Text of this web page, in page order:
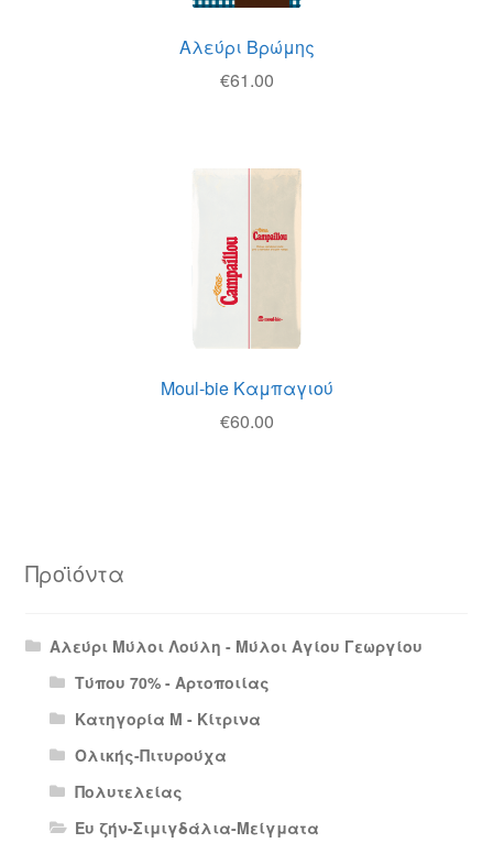
Αλεύρι Βρώμης
€61.00
Moul-bie Καμπαγιού
€60.00
Προϊόντα
Αλεύρι Μύλοι Λούλη - Μύλοι Αγίου Γεωργίου
Τύπου 70% - Αρτοποιίας
Κατηγορία Μ - Κίτρινα
Ολικής-Πιτυρούχα
Πολυτελείας
Ευ ζήν-Σιμιγδάλια-Μείγματα